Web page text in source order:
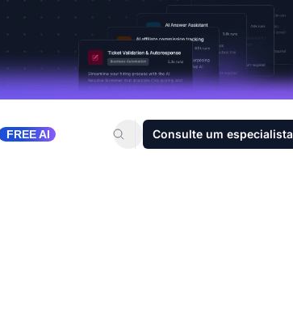
FREE AI Consulte um especialista